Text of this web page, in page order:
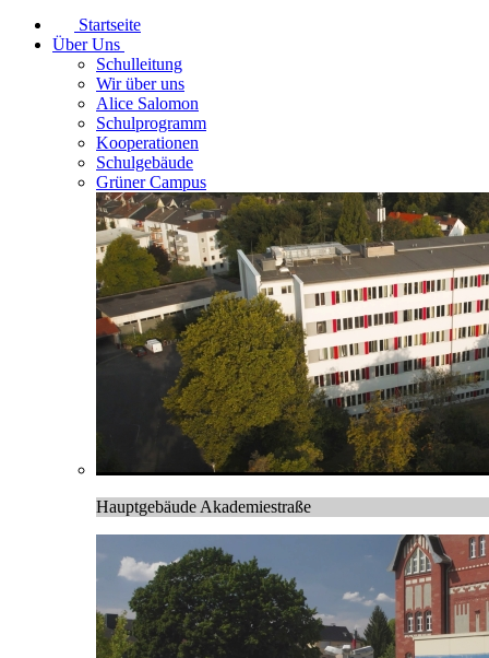
Startseite
Über Uns
Schulleitung
Wir über uns
Alice Salomon
Schulprogramm
Kooperationen
Schulgebäude
Grüner Campus
Hauptgebäude Akademiestraße